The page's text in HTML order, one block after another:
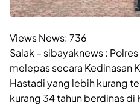
Views News: 736
Salak – sibayaknews :
melepas secara Kedinasan
Hastadi yang lebih kurang
kurang 34 tahun berdinas di